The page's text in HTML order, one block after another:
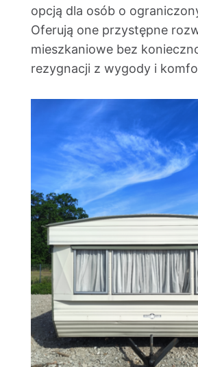
opcją dla osób o
Oferują one przystępne
mieszkaniowe bez
rezygnacji z wygody i